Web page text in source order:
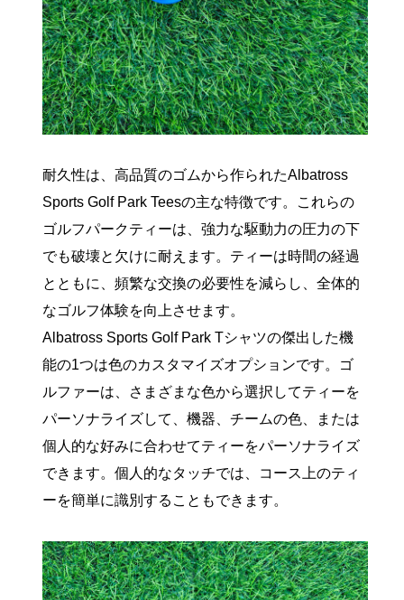
耐久性は、高品質のゴムから作られたAlbatross
Sports Golf Park Teesの主な特徴です。これらの
ゴルフパークティーは、強力な駆動力の圧力の下
でも破壊と欠けに耐えます。ティーは時間の経過
とともに、頻繁な交換の必要性を減らし、全体的
なゴルフ体験を向上させます。
Albatross Sports Golf Park Tシャツの傑出した機
能の1つは色のカスタマイズオプションです。ゴ
ルファーは、さまざまな色から選択してティーを
パーソナライズして、機器、チームの色、または
個人的な好みに合わせてティーをパーソナライズ
できます。個人的なタッチでは、コース上のティ
ーを簡単に識別することもできます。